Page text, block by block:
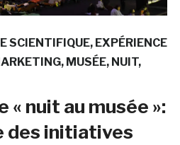
SCIENTIFIQUE EXPÉRIENCE
MUSÉE NUIT
« nuit au musée »:
des initiatives